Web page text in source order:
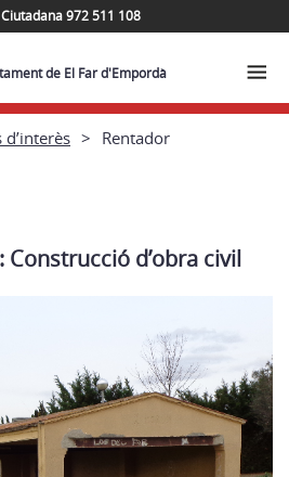
972 511 108
de El Far d'Empordà
d’interès Rentador
Construcció d’obra civil